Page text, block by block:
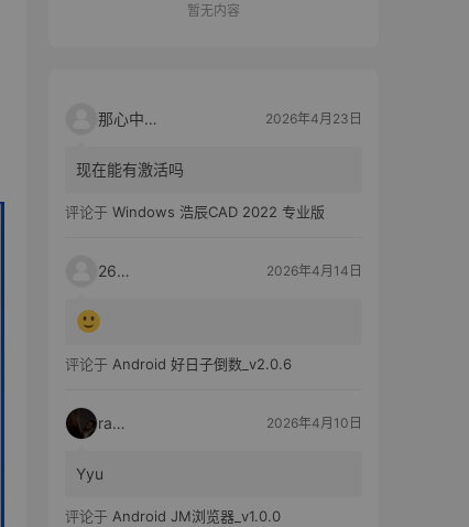
暂无内容
那心中的话 2026年4月23日
现在能有激活吗
评论于 Windows 浩辰CAD 2022 专业版
2603 2026年4月14日
评论于 Android 好日子倒数_v2.0.6
raka 2026年4月10日
Yyu
评论于 Android JM浏览器_v1.0.0